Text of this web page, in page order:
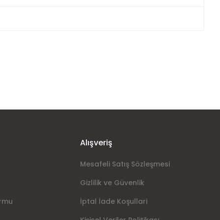
Alışveriş
Mesafeli Satış Sözleşmesi
Gizlilik ve Güvenlik
İptal İade Koşullari